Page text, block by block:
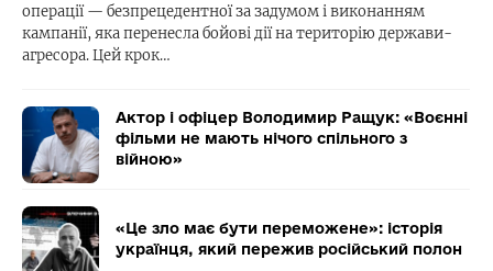
операції — безпрецедентної за задумом і виконанням
кампанії, яка перенесла бойові дії на територію держави-
агресора. Цей крок…
Актор і офіцер Володимир Ращук: «Воєнні
фільми не мають нічого спільного з
війною»
«Це зло має бути переможене»: історія
українця, який пережив російський полон